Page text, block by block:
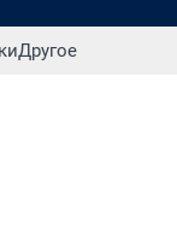
Другое